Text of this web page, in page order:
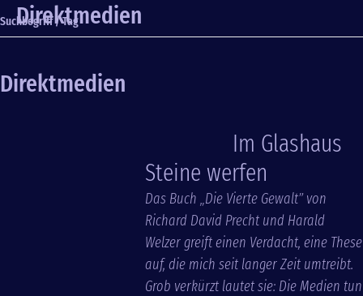
Direktmedien
Suchbegriff / Tag
Direktmedien
Im Glashaus
Steine werfen
Das Buch „Die Vierte Gewalt” von
Richard David Precht und Harald
Welzer greift einen Verdacht, eine These
auf, die mich seit langer Zeit umtreibt.
Grob verkürzt lautet sie: Die Medien tun